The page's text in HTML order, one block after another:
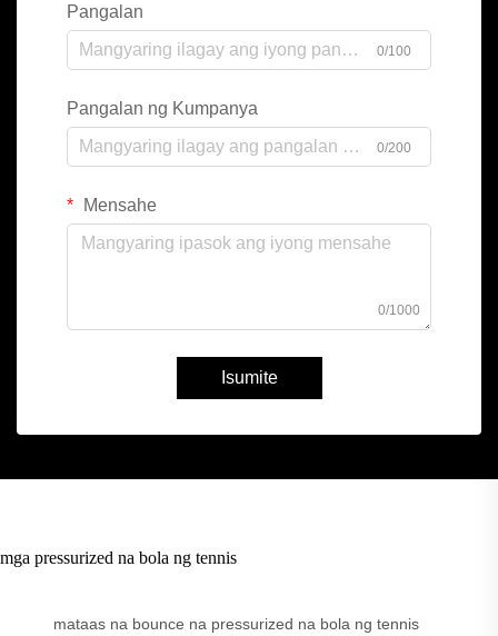
Pangalan
0/100
Pangalan ng Kumpanya
0/200
Mensahe
0/1000
Isumite
mga pressurized na bola ng tennis
mataas na bounce na pressurized na bola ng tennis